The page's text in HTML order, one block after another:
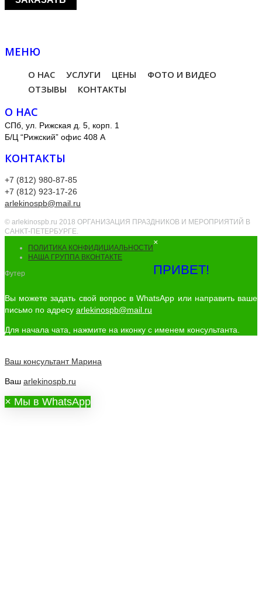
МЕНЮ
О НАС УСЛУГИ ЦЕНЫ
ФОТО И ВИДЕО
ОТЗЫВЫ
КОНТАКТЫ
О НАС
СПб, ул. Рижская д. 5, корп. 1
Б/Ц “Рижский” офис 408 А
КОНТАКТЫ
+7 (812) 980-87-85
+7 (812) 923-17-26
arlekinospb@mail.ru
© arlekinospb.ru 2018 ОРГАНИЗАЦИЯ ПРАЗДНИКОВ И МЕРОПРИЯТИЙ В
САНКТ-ПЕТЕРБУРГЕ.
ПОЛИТИКА КОНФИДИЦИАЛЬНОСТИ
НАША ГРУППА ВКОНТАКТЕ
Футер
×
ПРИВЕТ!
Вы можете задать свой вопрос в WhatsApp или направить ваше
письмо по адресу arlekinospb@mail.ru
Для начала чата, нажмите на иконку с именем консультанта.
Ваш консультант Марина
Ваш arlekinospb.ru
× Мы в WhatsApp